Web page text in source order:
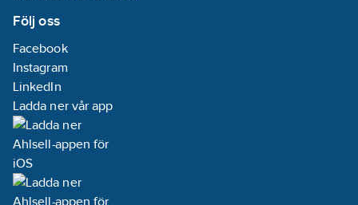
Följ oss
Facebook
Instagram
LinkedIn
Ladda ner vår app